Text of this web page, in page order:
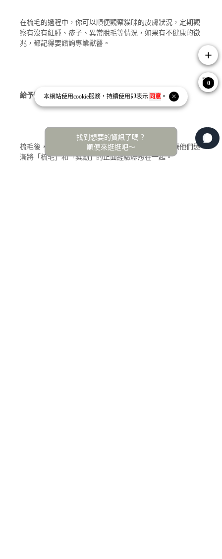
本網站使用cookie服務，持續使用即表示 同意。
找到想要的資訊了嗎？
順便來逛逛吧～
在梳毛的過程中，你可以順便觀察貓咪的皮膚狀況，定期觀
察有沒有紅腫、疹子、異常脫毛等情況，如果有不健康的徵
兆，都記得要諮詢專業獸醫。
給予獎勵
梳毛後，可以給貓咪一些獎勵，例如零食或玩具，讓他們逐
漸將「梳毛」和「獎勵」的正面經驗聯想在一起。
add
0